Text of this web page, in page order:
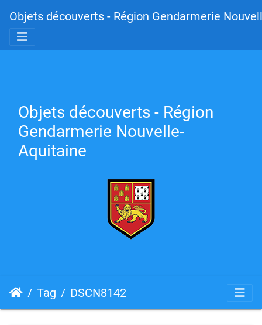
Objets découverts - Région Gendarmerie
Objets découverts - Région
Gendarmerie Nouvelle-
Aquitaine
Tag DSCN8142